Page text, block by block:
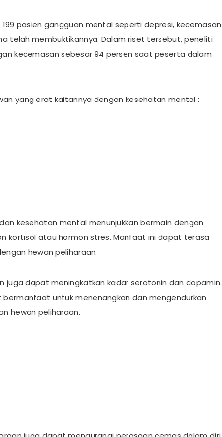
pasien gangguan mental seperti depresi, kecemasan
telah membuktikannya. Dalam riset tersebut, peneliti
kecemasan sebesar 94 persen saat peserta dalam
yang erat kaitannya dengan kesehatan mental :
dan kesehatan mental menunjukkan bermain dengan
kortisol atau hormon stres. Manfaat ini dapat terasa
hewan peliharaan.
juga dapat meningkatkan kadar serotonin dan dopamin.
untuk menenangkan dan mengendurkan
hewan peliharaan.